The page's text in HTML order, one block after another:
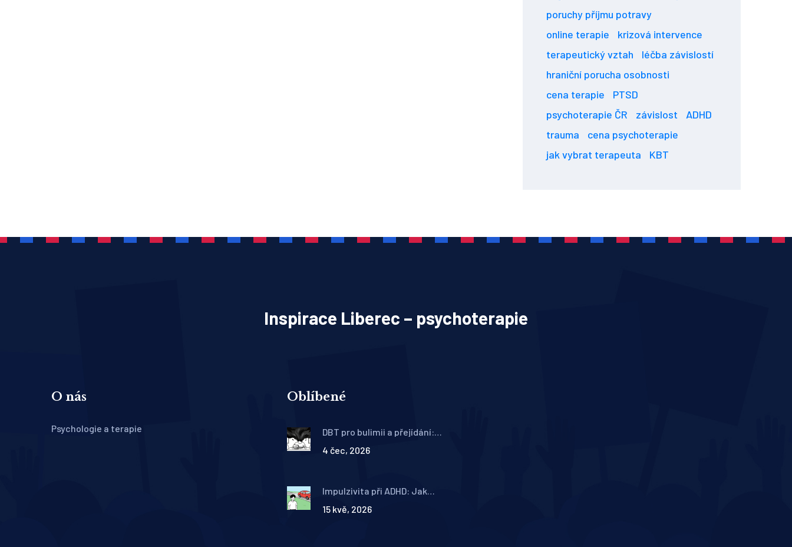
poruchy příjmu potravy
online terapie
krizová intervence
terapeutický vztah
léčba závislostí
hraniční porucha osobnosti
cena terapie
PTSD
psychoterapie ČR
závislost
ADHD
trauma
cena psychoterapie
jak vybrat terapeuta
KBT
Inspirace Liberec – psychoterapie
O nás
Psychologie a terapie
Oblíbené
DBT pro bulimii a přejídání:
zastavit záchvaty
4 čec, 2026
Impulzivita při ADHD: Jak
ověřených strategií
15 kvě, 2026